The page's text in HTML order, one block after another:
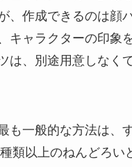
、作成できるのは顔
キャラクターの印象
は、別途用意しなく
も一般的な方法は、
類以上のねんどろい